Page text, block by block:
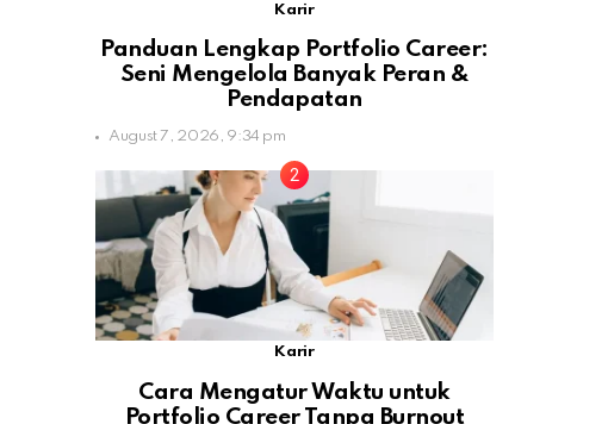
Karir
Panduan Lengkap Portfolio Career:
Seni Mengelola Banyak Peran &
Pendapatan
August 7, 2026, 9:34 pm
Karir
Cara Mengatur Waktu untuk
Portfolio Career Tanpa Burnout